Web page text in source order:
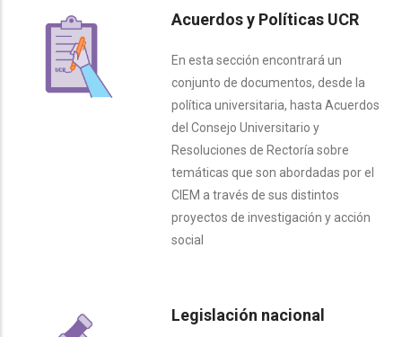
Acuerdos y Políticas UCR
En esta sección encontrará un
conjunto de documentos, desde la
política universitaria, hasta Acuerdos
del Consejo Universitario y
Resoluciones de Rectoría sobre
temáticas que son abordadas por el
CIEM a través de sus distintos
proyectos de investigación y acción
social
Legislación nacional